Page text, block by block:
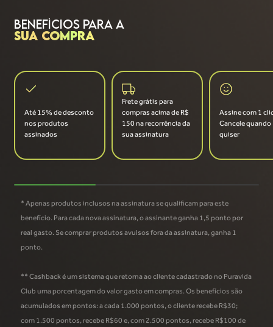
BENEFÍCIOS PARA A
SUA COMPRA
Até 15% de desconto
nos produtos
assinados
Frete grátis para
compras acima de R$
150 na recorrência da
sua assinatura
Assine com 1
Cancele quando
quiser
* Apenas produtos inclusos na assinatura se qualificam para este
benefício. Para cada nova assinatura, o assinante ganha 1,5 ponto por
real gasto. Se comprar produtos avulsos fora da assinatura, ganha 1
ponto.
** Cashback é um sistema que retorna ao cliente cadastrado no Puravida
Club uma porcentagem do valor gasto em compras. Os benefícios são
acumulados em pontos: a cada 1.000 pontos, o cliente recebe R$30;
com 1.500 pontos, recebe R$60 e, com 2.500 pontos, recebe R$100 de